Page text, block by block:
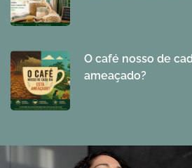
O café nosso de
ameaçado?